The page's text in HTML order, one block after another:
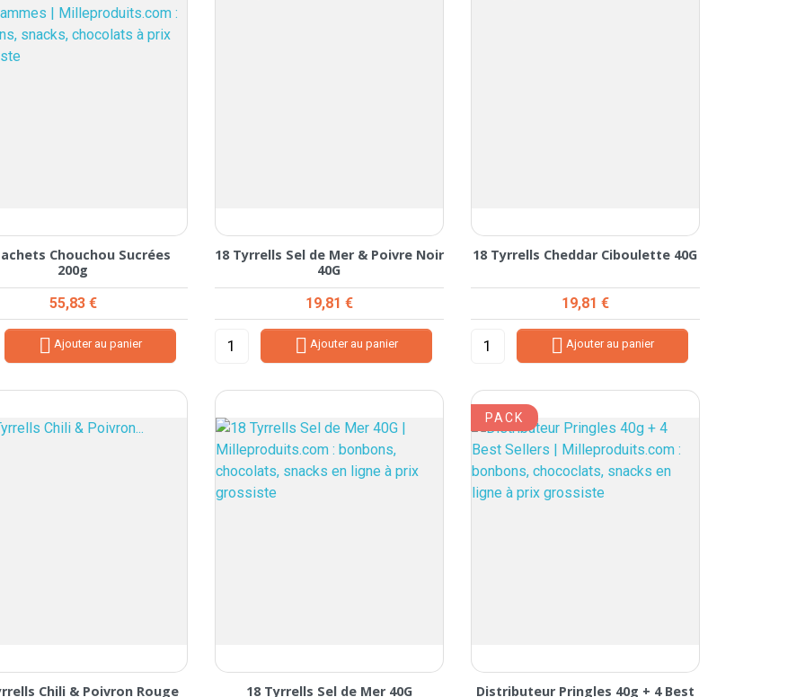
Chouchou Sucrées
200g
Prix
55,83 €
 Ajouter au panier
18 Tyrrells Sel de Mer & Poivre Noir
40G
Prix
19,81 €
 Ajouter au panier
18 Tyrrells Cheddar Ciboulette 40G
Prix
19,81 €
 Ajouter au panier
Chili & Poivron Rouge
18 Tyrrells Sel de Mer 40G
Distributeur Pringles 40g + 4 Best
PACK